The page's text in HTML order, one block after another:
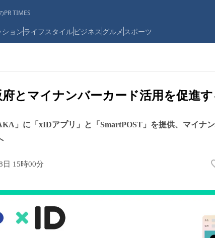
PR TIMES
ションライフスタイルビジネス グルメ スポーツ
とマイナンバーカード活用を促進
」に「xIDアプリ」と「SmartPOST」を提供、マイナ
日 15時00分